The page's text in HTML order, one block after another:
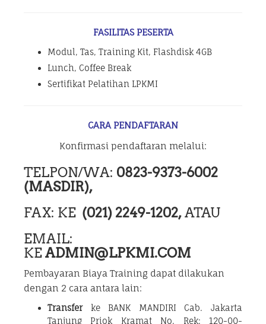
FASILITAS PESERTA
Modul, Tas, Training Kit, Flashdisk 4GB
Lunch, Coffee Break
Sertifikat Pelatihan LPKMI
CARA PENDAFTARAN
Konfirmasi pendaftaran melalui:
TELPON/WA: 0823-9373-6002
(MASDIR),
FAX: KE (021) 2249-1202,ATAU
EMAIL:
KEADMIN@LPKMI.COM
Pembayaran Biaya Training dapat dilakukan
dengan 2 cara antara lain:
Transferke BANK MANDIRI Cab. Jakarta
Tanjung Priok Kramat No. Rek: 120-00-